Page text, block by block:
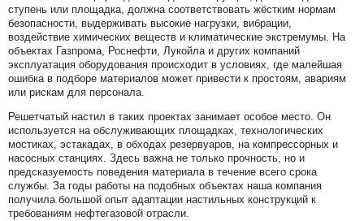
ступень или площадка, должна соответствовать жёстким нормам
безопасности, выдерживать высокие нагрузки, вибрации,
воздействие химических веществ и климатические экстремумы. На
объектах Газпрома, Роснефти, Лукойла и других компаний
эксплуатация оборудования происходит в условиях, где малейшая
ошибка в подборе материалов может привести к простоям, авариям
или рискам для персонала.
Решетчатый настил в таких проектах занимает особое место. Он
используется на обслуживающих площадках, технологических
мостиках, эстакадах, в обходах резервуаров, на компрессорных и
насосных станциях. Здесь важна не только прочность, но и
предсказуемость поведения материала в течение всего срока
службы. За годы работы на подобных объектах наша компания
получила большой опыт адаптации настильных конструкций к
требованиям нефтегазовой отрасли.